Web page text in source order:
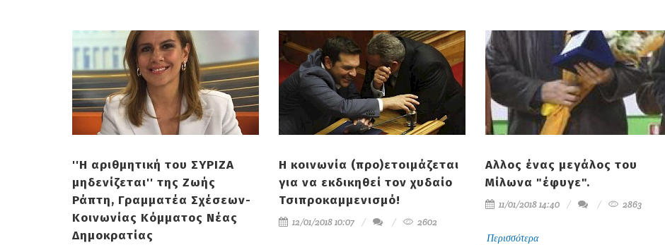
''Η αριθμητική του ΣΥΡΙΖΑ
μηδενίζεται'' της Ζωής
Ράπτη, Γραμματέα Σχέσεων-
Κοινωνίας Κόμματος Νέας
Δημοκρατίας
Η κοινωνία (προ)ετοιμάζεται
για να εκδικηθεί τον χυδαίο
Τσιπροκαμμενισμό!
12/01/2018 10:07 2602
Aλλος ένας μεγάλος του
Μίλωνα "έφυγε".
11/01/2018 14:40 2863
Περισσότερα